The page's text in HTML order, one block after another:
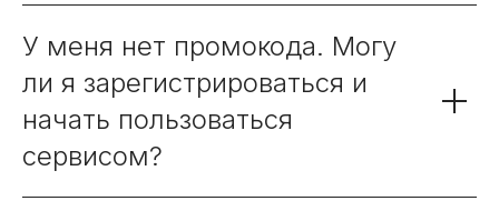
У меня нет промокода. Могу
ли я зарегистрироваться и
начать пользоваться
сервисом?